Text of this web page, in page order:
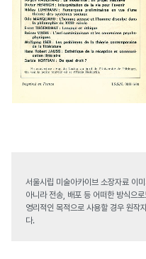
서울시립 미술아카이브 소장자료 이
아니라 전송, 배포 등 어떠한 방식으
영리적인 목적으로 사용할 경우 원작
다.